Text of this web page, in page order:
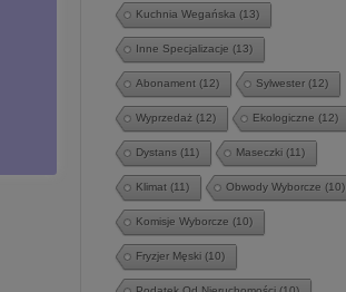
Kuchnia Wegańska (13)
Inne Specjalizacje (13)
Abonament (12) Sylwester (12)
Wyprzedaż (12) Ekologiczne (12)
Dystans (11) Maseczki (11)
Klimat (11) Obwody Wyborcze (10)
Komisje Wyborcze (10)
Fryzjer Męski (10)